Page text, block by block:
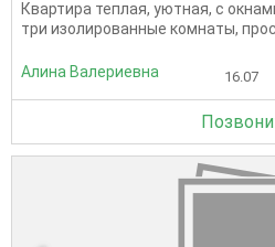
Квартира теплая, уютная, с
три изолированные комнаты,
Алина Валериевна 16.07